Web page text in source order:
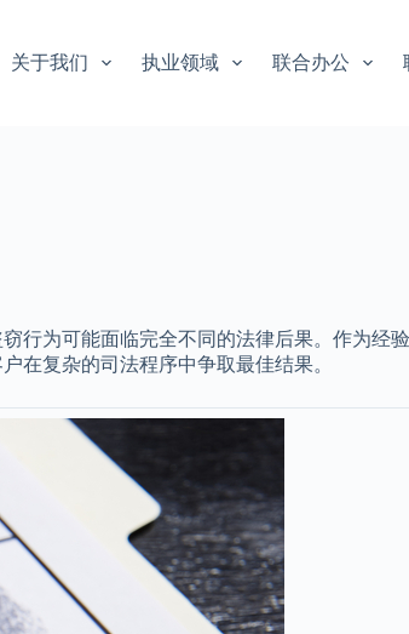
关于我们 执业领域 联合办公
行为可能面临完全不同的法律后果。作为经
在复杂的司法程序中争取最佳结果。